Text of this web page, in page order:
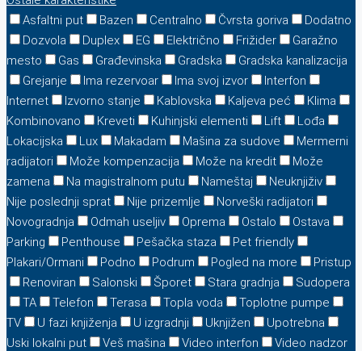
Asfaltni put
Bazen Centralno Čvrsta goriva
Dodatno
Dozvola
Duplex EG Električno Frižider
Garažno
mesto
Gas Građevinska Gradska
Gradska kanalizacija
Grejanje
Ima rezervoar Ima svoj izvor
Interfon
Internet
Izvorno stanje Kablovska Kaljeva peć
Klima
Kombinovano
Kreveti Kuhinjski elementi Lift
Lođa
Lokacijska
Lux Makadam Mašina za sudove
Mermerni
radijatori
Može kompenzacija Može na kredit
Može
zamena
Na magistralnom putu Nameštaj
Neuknjiživ
Nije poslednji sprat
Nije prizemlje
Norveški radijatori
Novogradnja
Odmah useljiv Oprema Ostalo
Ostava
Parking
Penthouse Pešačka staza
Pet friendly
Plakari/Ormani
Podno Podrum Pogled na more
Pristup
Renoviran
Salonski Šporet Stara gradnja
Sudopera
TA
Telefon Terasa Topla voda
Toplotne pumpe
TV
U fazi knjiženja U izgradnji Uknjižen
Upotrebna
Uski lokalni put
Veš mašina Video interfon
Video nadzor